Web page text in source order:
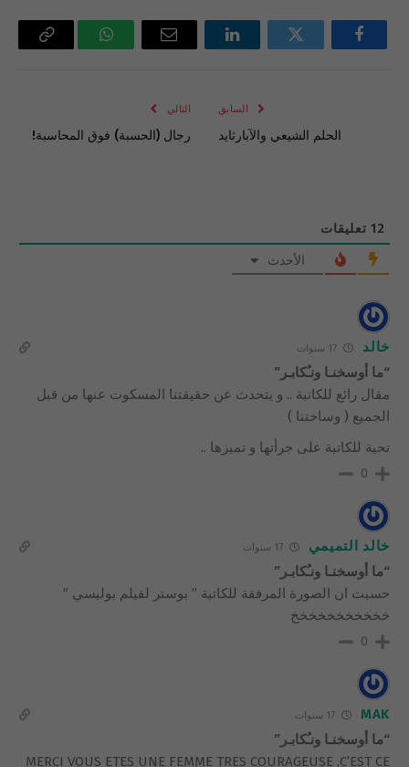
فيسبوك تويتر لينكدإن
البريد
واتساب Copy
السابق
الحلم الشيعي والآبارثايد
التالي
رجال (الحسبة) فوق المحاسبة!
12 تعليقات
الأحدث
خالد
“ما أوسخنـا ونـُكابـر”
مقال رائع للكاتبة .. و يتحدث عن حقيقتنا المسكوت عنها من قبل
الجميع ( وساختنا )
تحية للكاتبة على جرأتها و تميزها ..
0
خالد التميمي 17 سنوات
“ما أوسخنـا ونـُكابـر”
حسبت ان الصورة المرفقة للكاتبة ” بوستر لفيلم بوليسي ”
خخخخخخخخخخخ
0
MAK 17 سنوات
“ما أوسخنـا ونـُكابـر”
MERCI VOUS ETES UNE FEMME TRES COURAGEUSE ,C’EST CE